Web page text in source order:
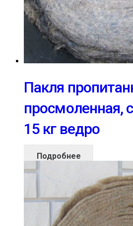
Пакля
просмоленная,
15 кг ведро
Подробнее